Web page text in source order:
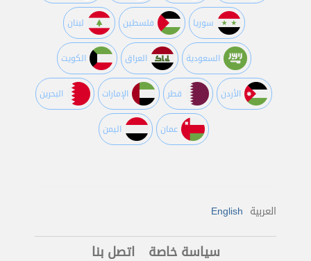
سوريا فلسطين لبنان
السعودية العراق الكويت
اﻷردن قطر اﻹمارات البحرين
عمان اليمن
العربية English
سياسة خاصة اتصل بنا